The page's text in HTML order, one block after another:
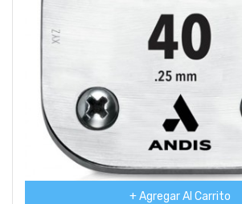
+ Agregar Al Carrito